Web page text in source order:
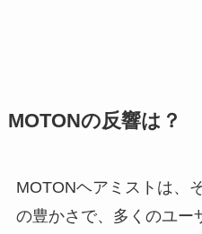
MOTONの反響は？
MOTONヘアミストは、
の豊かさで、多くのユー